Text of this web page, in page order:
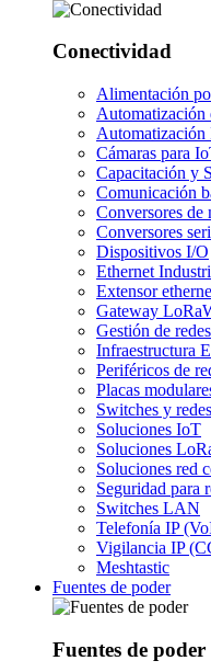
Conectividad
Alimentación
Automatización
Automatización
Cámaras para
Capacitación y
Comunicación
Conversores de
Conversores
Dispositivos I/O
Ethernet
Extensor
Gateway
Gestión de redes
Infraestructura
Periféricos de
Placas
Switches y
Soluciones IoT
Soluciones
Soluciones red
Seguridad para
Switches LAN
Telefonía IP
Vigilancia IP
Meshtastic
Fuentes de poder
Fuentes de poder